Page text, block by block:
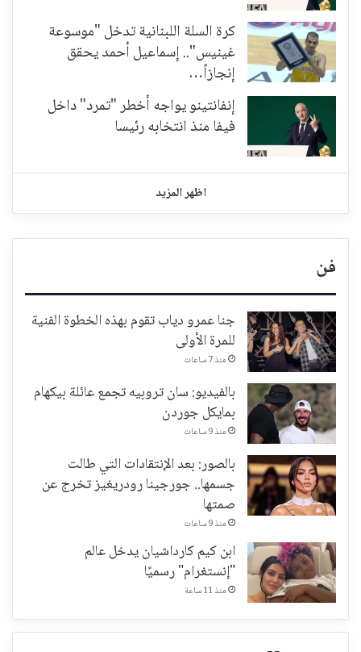
كرة السلة اللبنانية تدخل "موسوعة
غينيس".. إسماعيل أحمد يحقق
إنجازاً…
إنفانتينو يواجه أخطر "تمرد" داخل
فيفا منذ انتخابه رئيسا
اظهر المزيد
فن
جنا عمرو دياب تقوم بهذه الخطوة الفنية
للمرة الأولى
منذ 7 ساعات
بالفيديو: سان تروبيه تجمع عائلة بيكهام
بمايكل جوردن
منذ 9 ساعات
بالصور: بعد الإنتقادات التي طالت
جسمها.. جورجينا رودريغيز تخرج عن
صمتها
منذ 9 ساعات
ابن كيم كارداشيان يدخل عالم
"إنستغرام" رسميًا
منذ 11 ساعة